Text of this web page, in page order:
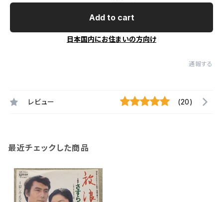
Add to cart
日本国内にお住まいの方向け
通報する
レビュー (20)
最近チェックした商品